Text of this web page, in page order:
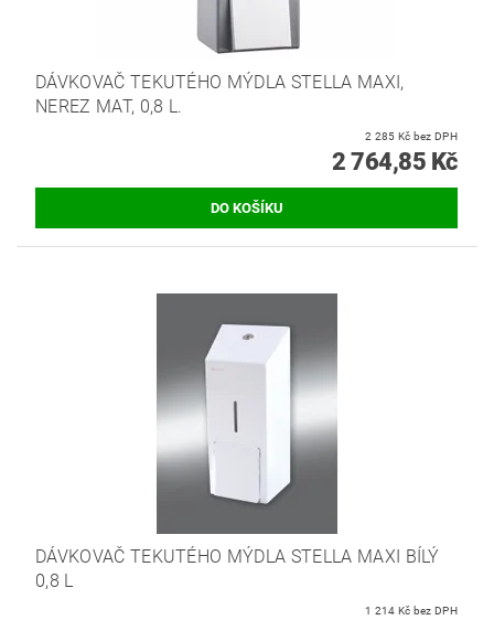
DÁVKOVAČ TEKUTÉHO MÝDLA STELLA MAXI,
NEREZ MAT, 0,8 L.
2 285 Kč bez DPH
2 764,85 Kč
DÁVKOVAČ TEKUTÉHO MÝDLA STELLA MAXI BÍLÝ
0,8 L
1 214 Kč bez DPH